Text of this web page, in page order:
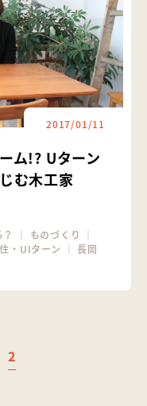
2017/01/11
ム!? Uターン
む木工家
｜ ものづくり
｜
・UIターン ｜長岡
2